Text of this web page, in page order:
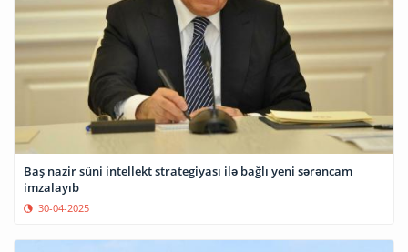
Baş nazir süni intellekt strategiyası ilə bağlı yeni sərəncam
imzalayıb
30-04-2025